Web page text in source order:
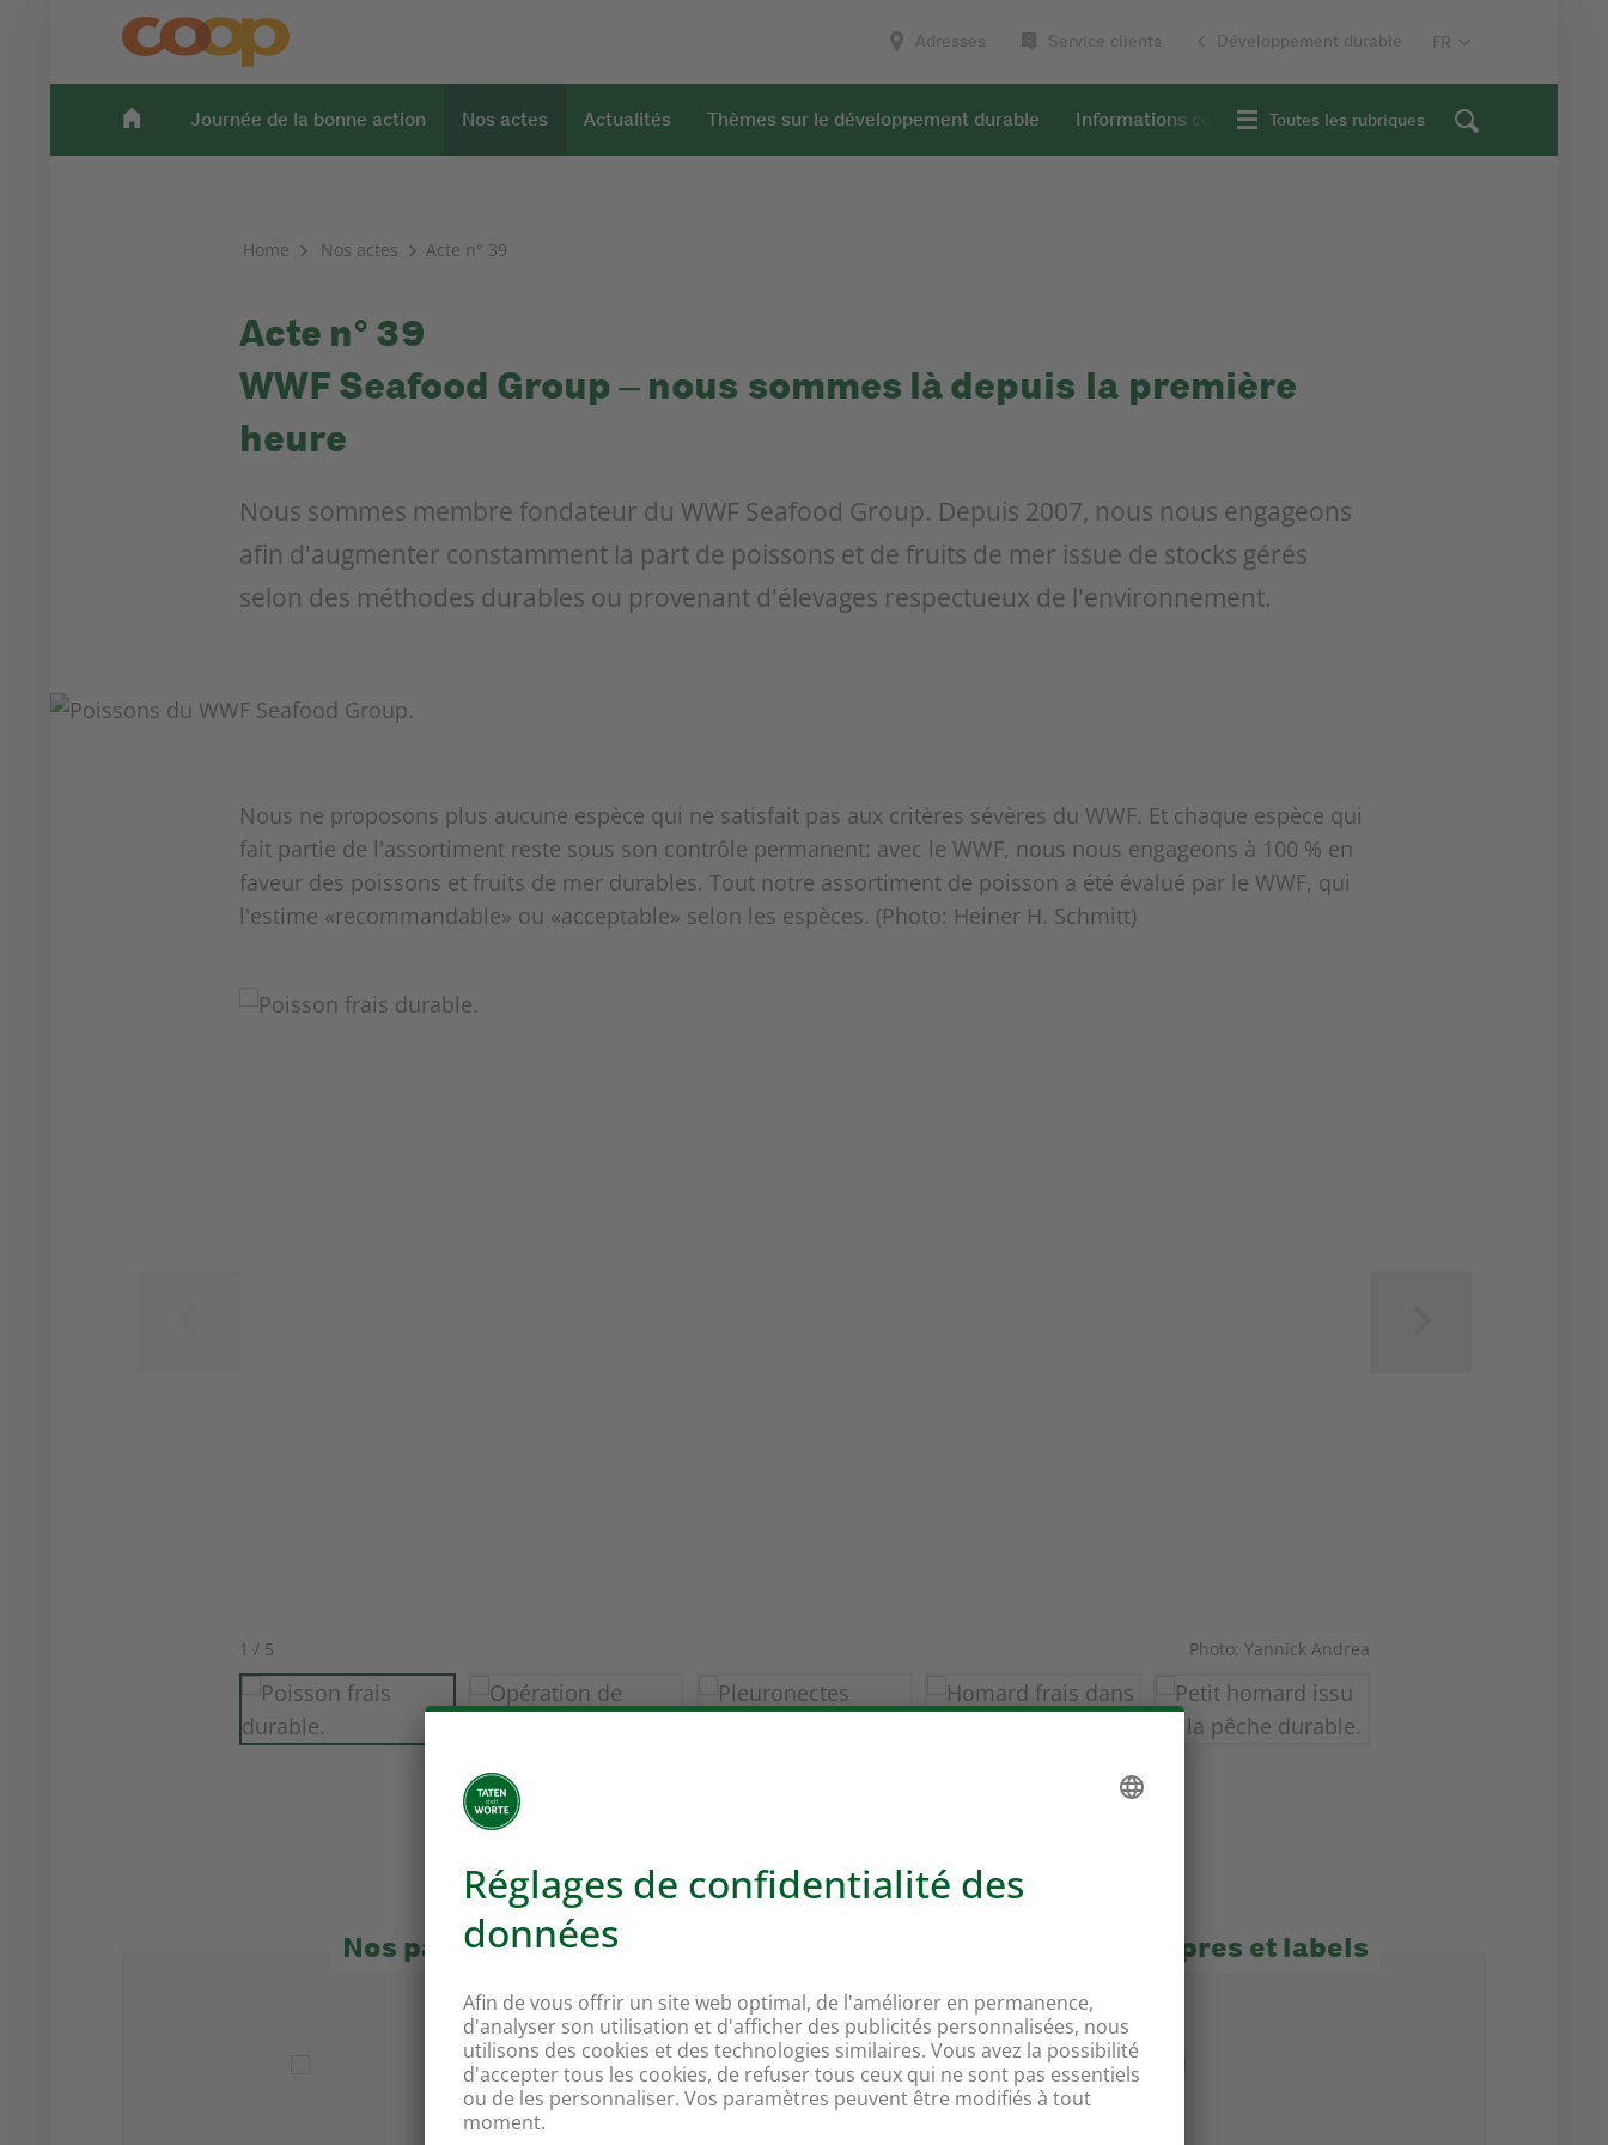
Adresses Service clients Développement durable
Journée de la bonne action Nos actes Actualités Thèmes sur le développement durable Informations contextuellesToutes les rubriques
Home Nos actes Acte n° 39
Acte n° 39
WWF Seafood Group ‒ nous sommes là depuis la première
heure
Nous sommes membre fondateur du WWF Seafood Group. Depuis 2007, nous nous engageons
afin d'augmenter constamment la part de poissons et de fruits de mer issue de stocks gérés
selon des méthodes durables ou provenant d'élevages respectueux de l'environnement.
Nous ne proposons plus aucune espèce qui ne satisfait pas aux critères sévères du WWF. Et chaque espèce qui
fait partie de l'assortiment reste sous son contrôle permanent: avec le WWF, nous nous engageons à 100 % en
faveur des poissons et fruits de mer durables. Tout notre assortiment de poisson a été évalué par le WWF, qui
l'estime «recommandable» ou «acceptable» selon les espèces. (Photo: Heiner H. Schmitt)
Photo: Yannick Andrea
1 / 5
Nos partenaires Nos marques propres et labels